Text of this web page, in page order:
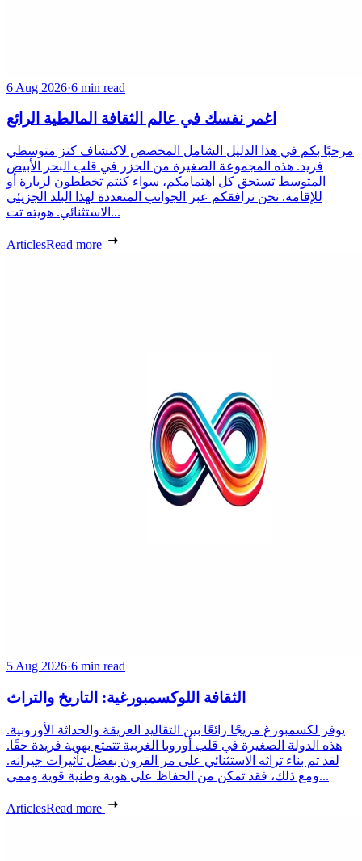
6 Aug 2026·6 min read
اغمر نفسك في عالم الثقافة المالطية الرائع
مرحبًا بكم في هذا الدليل الشامل المخصص لاكتشاف كنز متوسطي
فريد. هذه المجموعة الصغيرة من الجزر في قلب البحر الأبيض
المتوسط تستحق كل اهتمامكم، سواء كنتم تخططون لزيارة أو
للإقامة. نحن نرافقكم عبر الجوانب المتعددة لهذا البلد الجزيئي
الاستثنائي. هويته تت...
ArticlesRead more
5 Aug 2026·6 min read
الثقافة اللوكسمبورغية: التاريخ والتراث
يوفر لكسمبورغ مزيجًا رائعًا بين التقاليد العريقة والحداثة الأوروبية.
هذه الدولة الصغيرة في قلب أوروبا الغربية تتمتع بهوية فريدة حقًا.
لقد تم بناء تراثه الاستثنائي على مر القرون بفضل تأثيرات جيرانه.
ومع ذلك، فقد تمكن من الحفاظ على هوية وطنية قوية وممي...
ArticlesRead more